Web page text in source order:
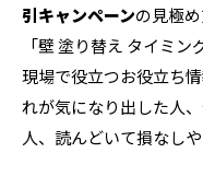
引キャンペーンの見極
「壁 塗り替え タイミン
現場で役立つお役立ち
れが気になり出した人
人、読んどいて損なしや